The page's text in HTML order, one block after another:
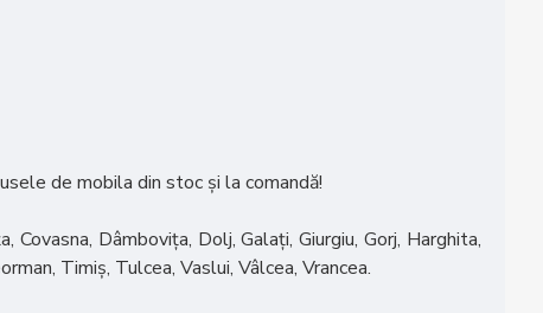
de mobila din stoc și la comandă!
Dâmbovița, Dolj, Galați, Giurgiu, Gorj, Harghita,
Timiș, Tulcea, Vaslui, Vâlcea, Vrancea.